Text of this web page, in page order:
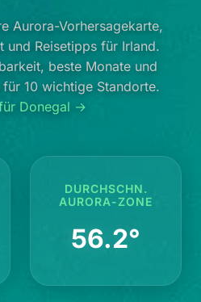
Aurora-Vorhersagekarte,
und Reisetipps für Irland.
beste Monate und
10 wichtige Standorte.
Donegal →
DURCHSCHN.
AURORA-ZONE
56.2°